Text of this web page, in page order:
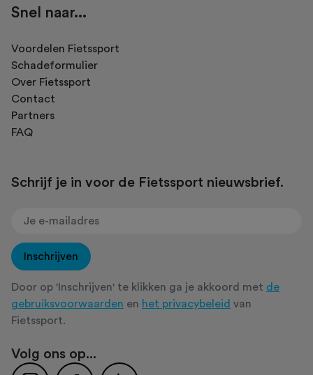
Snel naar...
Voordelen Fietssport
Schadeformulier
Over Fietssport
Contact
Partners
FAQ
Schrijf je in voor de Fietssport nieuwsbrief.
Inschrijven
Door op 'Inschrijven' te klikken ga je akkoord met de
gebruiksvoorwaarden en het privacybeleid van
Fietssport.
Volg ons op...